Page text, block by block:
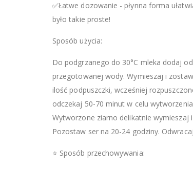
✅Łatwe dozowanie - płynna forma
było takie proste!
Sposób użycia:
Do podgrzanego do 30°C mleka dodaj
przegotowanej wody. Wymieszaj i
ilość podpuszczki, wcześniej
odczekaj 50-70 minut w celu
Wytworzone ziarno delikatnie wymieszaj
Pozostaw ser na 20-24 godziny.
⭐ Sposób przechowywania: